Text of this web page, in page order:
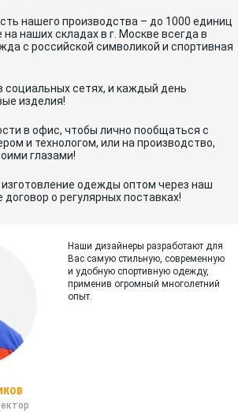
нашего производства – до 1000 единиц
на наших складах в г. Москве всегда в
с российской символикой и спортивная
социальных сетях, и каждый день
изделия!
в офис, чтобы лично пообщаться с
и технологом, или на производство,
глазами!
одежды оптом через наш
о регулярных поставках!
Наши дизайнеры разработают для
Вас самую стильную, современную
и удобную спортивную одежду,
применив огромный многолетний
опыт.